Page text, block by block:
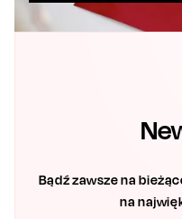
Bądź zawsze na
na